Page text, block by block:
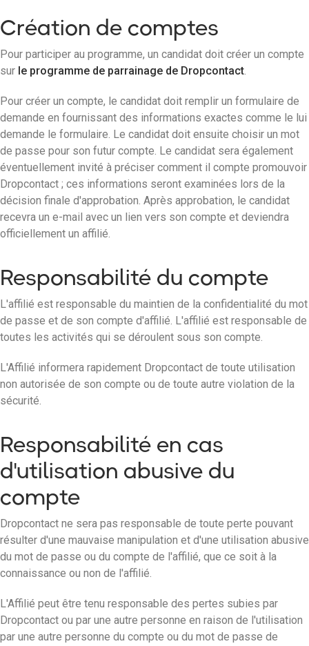
Création de comptes
Pour participer au programme, un candidat doit créer un compte
sur le programme de parrainage de Dropcontact
Pour créer un compte, le candidat doit remplir un formulaire de
demande en fournissant des informations exactes comme le lui
demande le formulaire. Le candidat doit ensuite choisir un mot
de passe pour son futur compte. Le candidat sera également
éventuellement invité à préciser comment il compte promouvoir
Dropcontact ; ces informations seront examinées lors de la
décision finale d'approbation. Après approbation, le candidat
recevra un e-mail avec un lien vers son compte et deviendra
officiellement un affilié.
Responsabilité du compte
L'affilié est responsable du maintien de la confidentialité du mot
de passe et de son compte d'affilié. L'affilié est responsable de
toutes les activités qui se déroulent sous son compte.
L'Affilié informera rapidement Dropcontact de toute utilisation
non autorisée de son compte ou de toute autre violation de la
sécurité.
Responsabilité en cas
d'utilisation abusive du
compte
Dropcontact ne sera pas responsable de toute perte pouvant
résulter d'une mauvaise manipulation et d'une utilisation abusive
du mot de passe ou du compte de l'affilié, que ce soit à la
connaissance ou non de l'affilié.
L'Affilié peut être tenu responsable des pertes subies par
Dropcontact ou par une autre personne en raison de l'utilisation
par une autre personne du compte ou du mot de passe de